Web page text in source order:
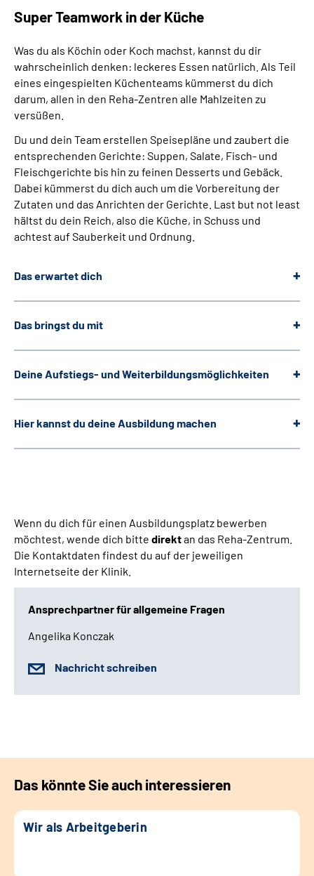
Super Teamwork in der Küche
Was du als Köchin oder Koch machst, kannst du dir
wahrscheinlich denken: leckeres Essen natürlich. Als Teil
eines eingespielten Küchenteams kümmerst du dich
darum, allen in den Reha-Zentren alle Mahlzeiten zu
versüßen.
Du und dein Team erstellen Speisepläne und zaubert die
entsprechenden Gerichte: Suppen, Salate, Fisch- und
Fleischgerichte bis hin zu feinen Desserts und Gebäck.
Dabei kümmerst du dich auch um die Vorbereitung der
Zutaten und das Anrichten der Gerichte. Last but not least
hältst du dein Reich, also die Küche, in Schuss und
achtest auf Sauberkeit und Ordnung.
Das erwartet dich
Das bringst du mit
Deine Aufstiegs- und Weiter­bildungs­möglichkeiten
Hier kannst du deine Ausbildung machen
Wenn du dich für einen Ausbildungsplatz bewerben
möchtest, wende dich bitte direktan das Reha-Zentrum.
Die Kontaktdaten findest du auf der jeweiligen
Internetseite der Klinik.
Ansprechpartner für allgemeine Fragen
Angelika Konczak
Nachricht schreiben
Das könnte Sie auch interessieren
Wir als Arbeitgeberin